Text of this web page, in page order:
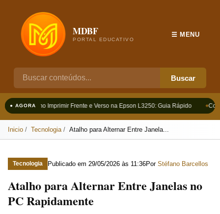
MDBF
PORTAL EDUCATIVO
Buscar
☰ MENU
● AGORAComo Imprimir Frente e Verso na Epson L3250: Guia Rápido
Inicio Tecnologia Atalho para Alternar Entre Janela...
Tecnologia Publicado em 29/05/2026 às 11:36Por Stéfano Barcellos
Atalho para Alternar Entre Janelas no
PC Rapidamente